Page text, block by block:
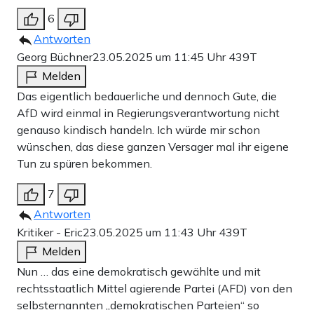
6
Antworten
Georg Büchner23.05.2025 um 11:45 Uhr 439T
Melden
Das eigentlich bedauerliche und dennoch Gute, die
AfD wird einmal in Regierungsverantwortung nicht
genauso kindisch handeln. Ich würde mir schon
wünschen, das diese ganzen Versager mal ihr eigene
Tun zu spüren bekommen.
7
Antworten
Kritiker - Eric23.05.2025 um 11:43 Uhr 439T
Melden
Nun … das eine demokratisch gewählte und mit
rechtsstaatlich Mittel agierende Partei (AFD) von den
selbsternannten „demokratischen Parteien“ so